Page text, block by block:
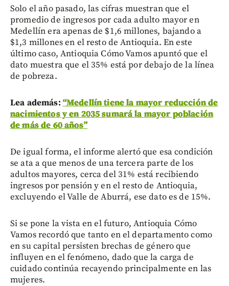
Solo el año pasado, las cifras muestran que el
promedio de ingresos por cada adulto mayor en
Medellín era apenas de $1,6 millones, bajando a
$1,3 millones en el resto de Antioquia. En este
último caso, Antioquia Cómo Vamos apuntó que el
dato muestra que el 35% está por debajo de la línea
de pobreza.
Lea además: “Medellín tiene la mayor reducción de
nacimientos y en 2035 sumará la mayor población
de más de 60 años”
De igual forma, el informe alertó que esa condición
se ata a que menos de una tercera parte de los
adultos mayores, cerca del 31% está recibiendo
ingresos por pensión y en el resto de Antioquia,
excluyendo el Valle de Aburrá, ese dato es de 15%.
Si se pone la vista en el futuro, Antioquia Cómo
Vamos recordó que tanto en el departamento como
en su capital persisten brechas de género que
influyen en el fenómeno, dado que la carga de
cuidado continúa recayendo principalmente en las
mujeres.